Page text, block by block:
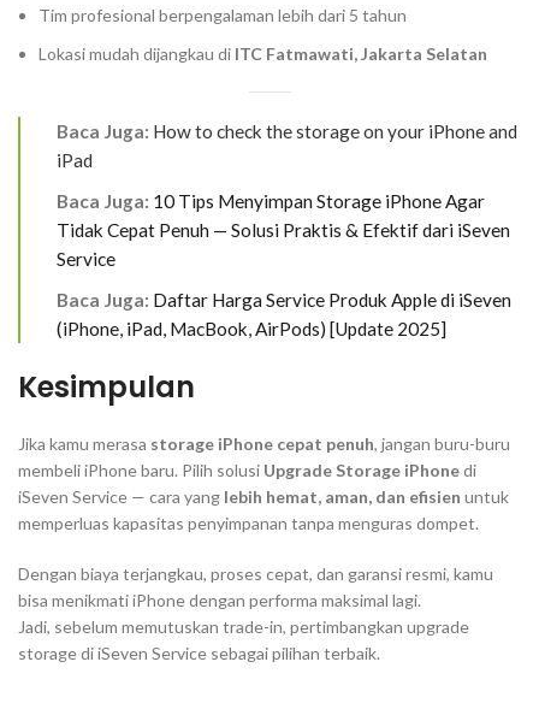
Tim profesional berpengalaman lebih dari 5 tahun
Lokasi mudah dijangkau di ITC Fatmawati, Jakarta Selatan
Baca Juga: How to check the storage on your iPhone and
iPad
Baca Juga: 10 Tips Menyimpan Storage iPhone Agar
Tidak Cepat Penuh — Solusi Praktis & Efektif dari iSeven
Service
Baca Juga: Daftar Harga Service Produk Apple di iSeven
(iPhone, iPad, MacBook, AirPods) [Update 2025]
Kesimpulan
Jika kamu merasa storage iPhone cepat penuh, jangan buru-buru
membeli iPhone baru. Pilih solusi Upgrade Storage iPhonedi
iSeven Service — cara yang lebih hemat, aman, dan efisien untuk
memperluas kapasitas penyimpanan tanpa menguras dompet.
Dengan biaya terjangkau, proses cepat, dan garansi resmi, kamu
bisa menikmati iPhone dengan performa maksimal lagi.
Jadi, sebelum memutuskan trade-in, pertimbangkan upgrade
storage di iSeven Service sebagai pilihan terbaik.